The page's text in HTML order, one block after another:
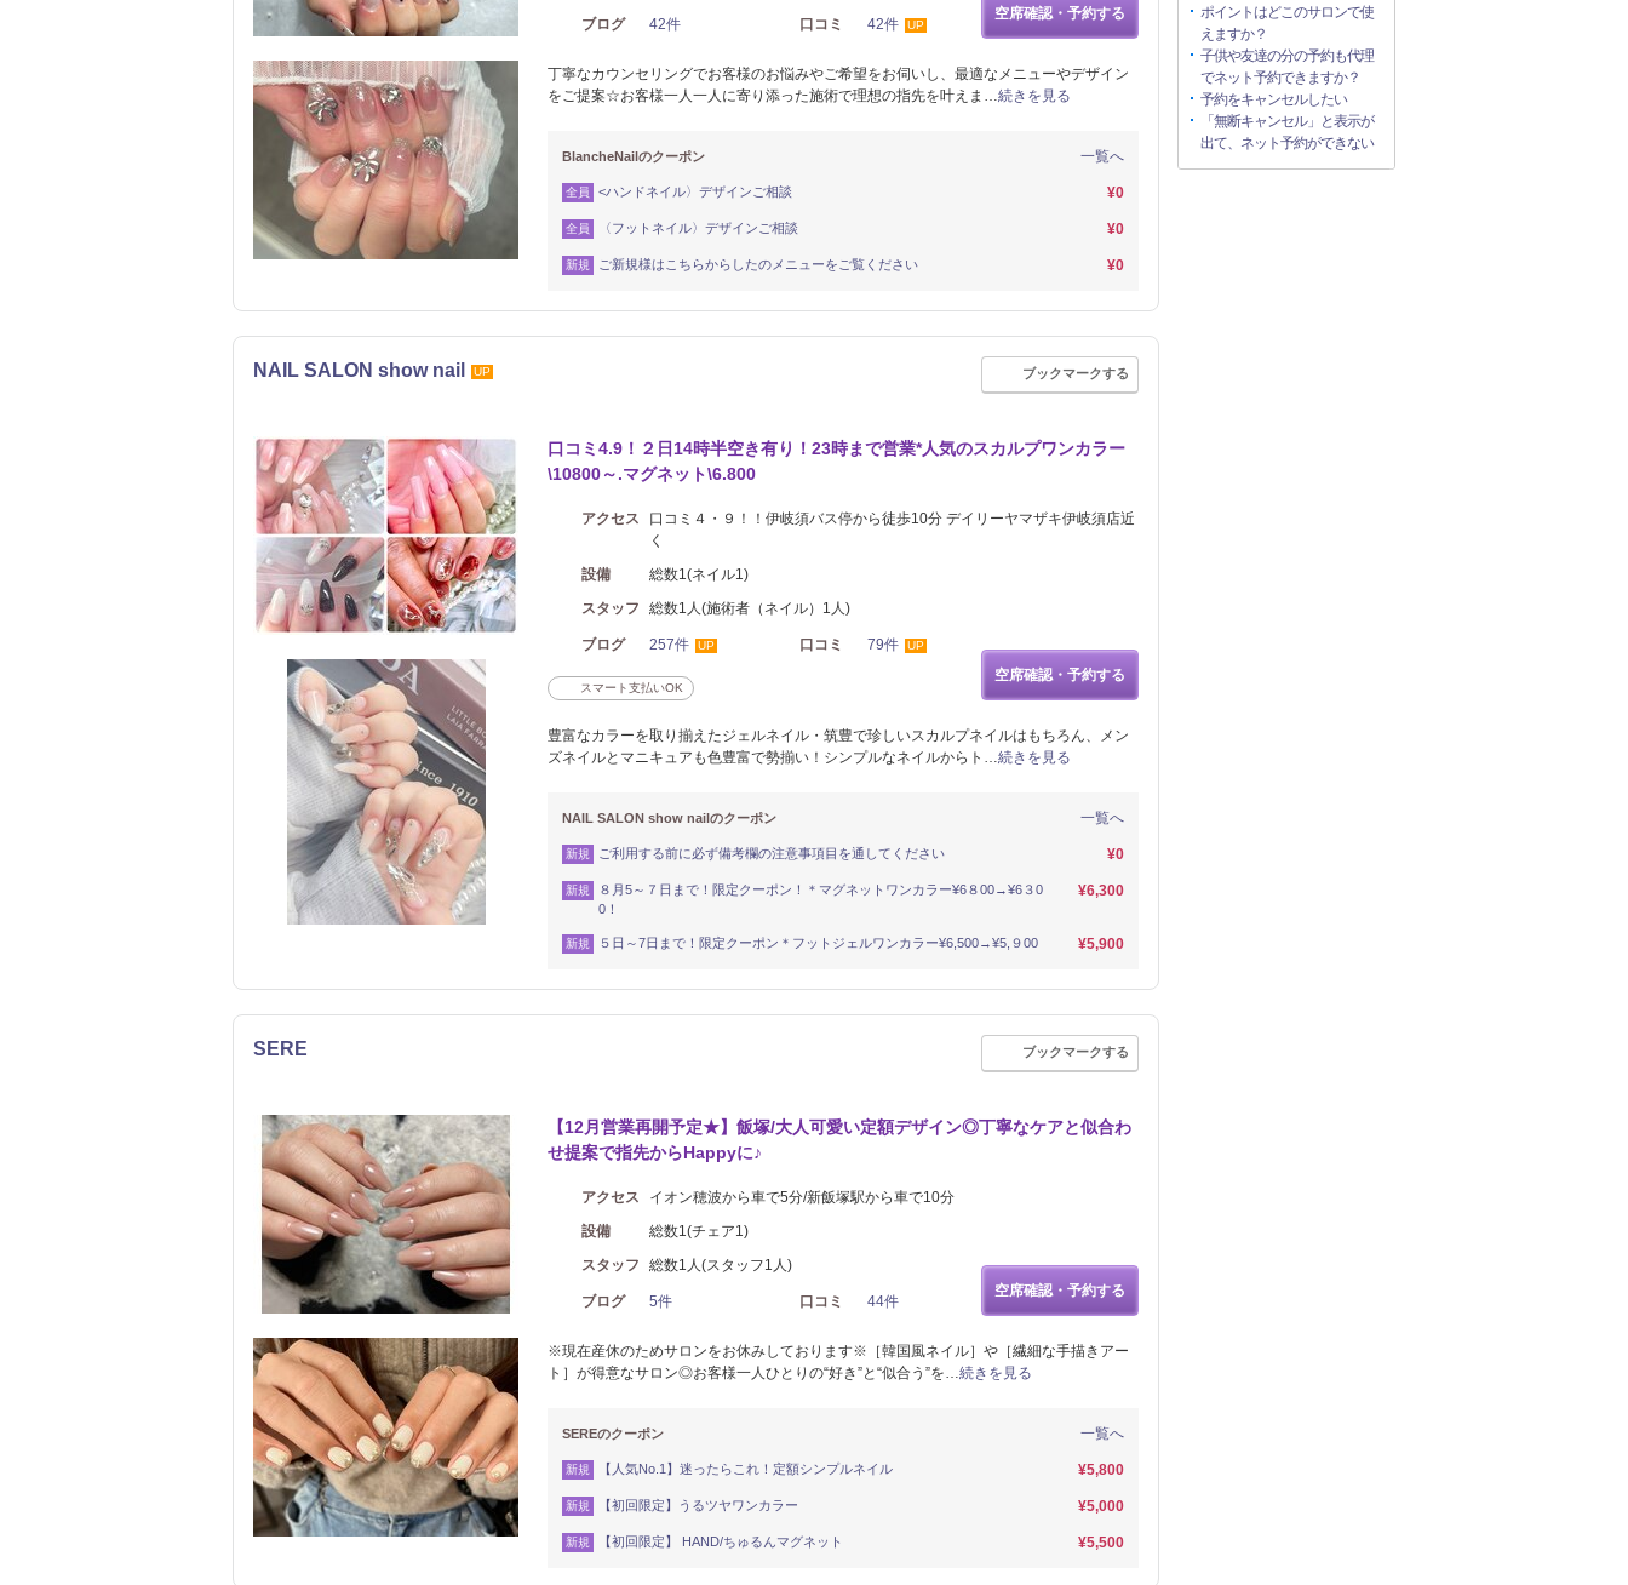
ブログ 42件 口コミ 42件 UP
空席確認・予約する
丁寧なカウンセリングでお客様のお悩みやご希望をお伺いし、最適なメニューやデザイン
をご提案☆お客様一人一人に寄り添った施術で理想の指先を叶えま…続きを見る
一覧へ
BlancheNailのクーポン
全員 <ハンドネイル〉デザインご相談 ¥0
全員 〈フットネイル〉デザインご相談 ¥0
新規 ご新規様はこちらからしたのメニューをご覧ください ¥0
NAIL SALON show nail UP ブックマークする
口コミ4.9！２日14時半空き有り！23時まで営業*人気のスカルプワンカラー
\10800～.マグネット\6.800
アクセス
口コミ４・９！！伊岐須バス停から徒歩10分 デイリーヤマザキ伊岐須店近
く
設備
総数1(ネイル1)
スタッフ
総数1人(施術者（ネイル）1人)
ブログ 257件 UP 口コミ 79件 UP
スマート支払いOK
空席確認・予約する
豊富なカラーを取り揃えたジェルネイル・筑豊で珍しいスカルプネイルはもちろん、メン
ズネイルとマニキュアも色豊富で勢揃い！シンプルなネイルからト…続きを見る
一覧へ
NAIL SALON show nailのクーポン
新規 ご利用する前に必ず備考欄の注意事項目を通してください ¥0
新規
８月5～７日まで！限定クーポン！＊マグネットワンカラー¥6８00→¥6３0
0！
¥6,300
新規 ５日～7日まで！限定クーポン＊フットジェルワンカラー¥6,500→¥5,９00 ¥5,900
SERE ブックマークする
【12月営業再開予定★】飯塚/大人可愛い定額デザイン◎丁寧なケアと似合わ
せ提案で指先からHappyに♪
アクセス
イオン穂波から車で5分/新飯塚駅から車で10分
設備
総数1(チェア1)
スタッフ
総数1人(スタッフ1人)
ブログ 5件 口コミ 44件
空席確認・予約する
※現在産休のためサロンをお休みしております※［韓国風ネイル］や［繊細な手描きアー
ト］が得意なサロン◎お客様一人ひとりの“好き”と“似合う”を…続きを見る
一覧へ
SEREのクーポン
新規 【人気No.1】迷ったらこれ！定額シンプルネイル ¥5,800
新規 【初回限定】うるツヤワンカラー ¥5,000
新規 【初回限定】 HAND/ちゅるんマグネット ¥5,500
ポイントはどこのサロンで使
えますか？
子供や友達の分の予約も代理
でネット予約できますか？
予約をキャンセルしたい
「無断キャンセル」と表示が
出て、ネット予約ができない